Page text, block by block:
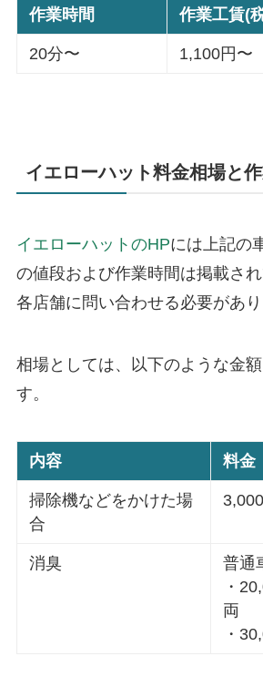
作業時間 作業工賃(
20分〜 1,100円〜
イエローハット料金相場と
イエローハットのHPには上記の
の値段および作業時間は掲載され
各店舗に問い合わせる必要があり
相場としては、以下のような金
す。
内容 料金
掃除機などをかけた場
合
消臭
普通
・
両
・